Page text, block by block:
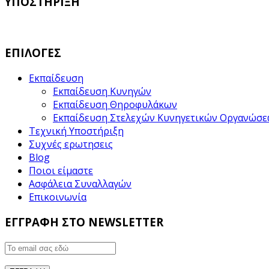
ΕΠΙΛΟΓΕΣ
Εκπαίδευση
Εκπαίδευση Κυνηγών
Εκπαίδευση Θηροφυλάκων
Εκπαίδευση Στελεχών Κυνηγετικών
Τεχνική Υποστήριξη
Συχνές ερωτησεις
Blog
Ποιοι είμαστε
Ασφάλεια Συναλλαγών
Επικοινωνία
ΕΓΓΡΑΦΗ ΣΤΟ NEWSLETTER